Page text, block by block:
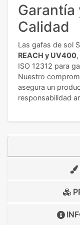
Calidad
Las gafas de sol
REACH y UV400
ISO 12312 para
Nuestro
asegura un
responsabilidad